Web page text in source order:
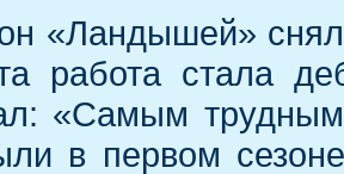
«Ландышей»
работа стала
«Самым
в первом